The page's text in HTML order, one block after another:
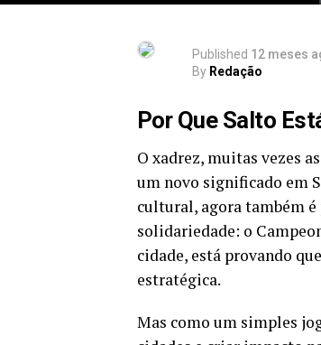
Published 12 meses
By Redação
Por Que Salto
O xadrez, muitas vezes
um novo significado em
cultural, agora também
solidariedade: o
cidade, está provando
estratégica.
Mas como um simples